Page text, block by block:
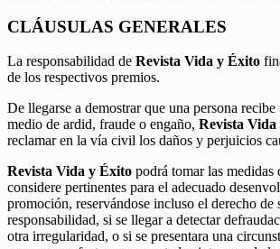
CLÁUSULAS GENERALES
La responsabilidad de Revista Vida y Éxito
de los respectivos premios.
De llegarse a demostrar que una persona
medio de ardid, fraude o engaño, Revista
reclamar en la vía civil los daños y perjuicios
Revista Vida y Éxito podrá tomar las medidas
considere pertinentes para el adecuado
promoción, reservándose incluso el derecho de
responsabilidad, si se llegar a detectar
otra irregularidad, o si se presentara una